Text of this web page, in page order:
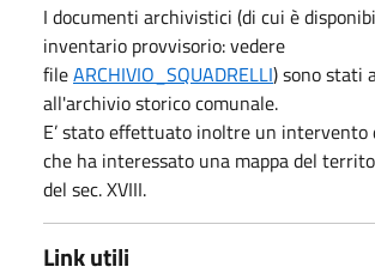
I documenti archivistici (di cui è
inventario provvisorio: vedere
fileARCHIVIO_SQUADRELLI) sono stati
all'archivio storico comunale.
E’ stato effettuato inoltre un intervento
che ha interessato una mappa del
del sec. XVIII.
Link utili